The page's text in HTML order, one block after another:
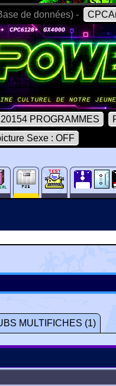
de données) -
20154 PROGRAMMES
Sexe : OFF
MULTIFICHES (1)